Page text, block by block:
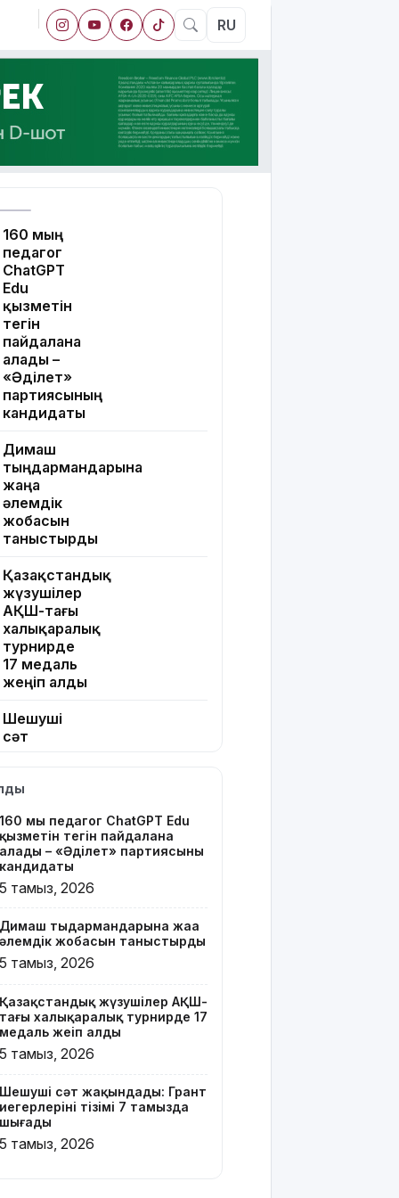
RU
160 мың
педагог
ChatGPT
Edu
қызметін
тегін
пайдалана
алады –
«Әділет»
партиясының
кандидаты
Димаш
тыңдармандарына
жаңа
әлемдік
жобасын
таныстырды
Қазақстандық
жүзушілер
АҚШ-тағы
халықаралық
турнирде
17 медаль
жеңіп алды
Шешуші
сәт
иегерлерінің
тамызда
шығады
2 млрд
теңгенің
алаяқтығы:
21 адамға
түрме
кесілді
Білім беру
ұйымдарының
жылы мен
жылыту
маусымына
дайындығы
160 мың педагог ChatGPT Edu
қызметін тегін пайдалана
алады – «Әділет» партиясының
кандидаты
5 тамыз, 2026
Димаш тыңдармандарына жаңа
әлемдік жобасын таныстырды
5 тамыз, 2026
Қазақстандық жүзушілер АҚШ-
тағы халықаралық турнирде 17
медаль жеңіп алды
5 тамыз, 2026
Шешуші сәт жақындады: Грант
иегерлерінің тізімі 7 тамызда
шығады
5 тамыз, 2026